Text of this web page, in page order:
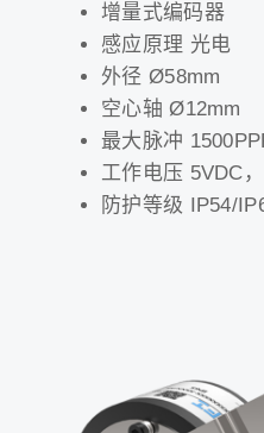
增量式编码器
感应原理 光电
外径 Ø58mm
空心轴 Ø12mm
最大脉冲
工作电压 5VDC
防护等级 IP54/